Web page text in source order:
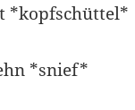
*kopfschüttel*
*snief*